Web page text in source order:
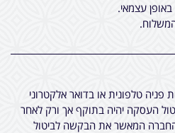
עצמאי.
טלפונית או בדואר אלקטרוני
העסקה יהיה בתוקף אך ורק לאחר
המאשר את הבקשה לביטול